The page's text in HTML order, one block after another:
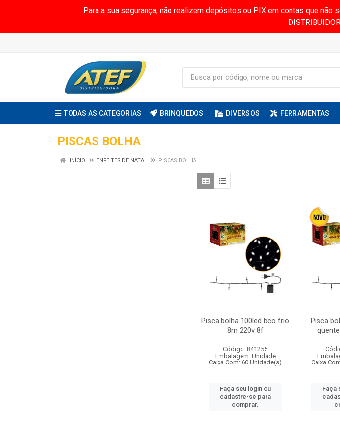
Para a sua segurança, não realizem depósitos ou PIX em contas que
TODAS AS CATEGORIAS BRINQUEDOS DIVERSOS FERRAMENTAS
PISCAS BOLHA
INÍCIO ENFEITES DE NATAL PISCAS BOLHA
Pisca bolha 100led bco frio
8m 220v 8f
Código: 841255
Embalagem: Unidade
Caixa Com: 60 Unidade(s)
Faça seu login ou
cadastre-se para
comprar.
Pisca
Caixa
Faça